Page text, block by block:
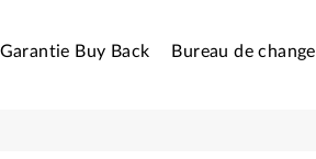
Garantie Buy Back Bureau de change